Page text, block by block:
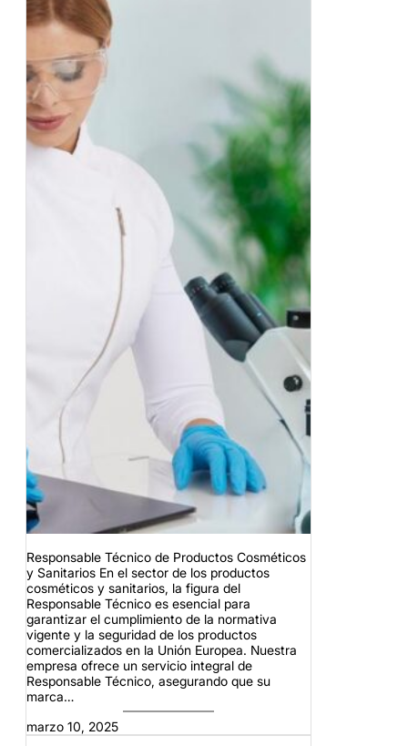
Responsable Técnico de Productos Cosméticos
y Sanitarios En el sector de los productos
cosméticos y sanitarios, la figura del
Responsable Técnico es esencial para
garantizar el cumplimiento de la normativa
vigente y la seguridad de los productos
comercializados en la Unión Europea. Nuestra
empresa ofrece un servicio integral de
Responsable Técnico, asegurando que su
marca…
marzo 10, 2025